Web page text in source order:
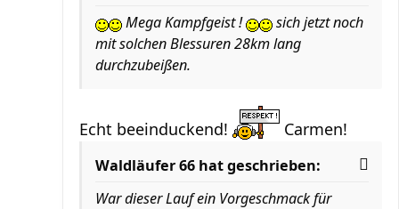
Mega Kampfgeist !
sich jetzt noch
mit solchen Blessuren 28km lang
durchzubeißen.
Echt beeinduckend! Carmen!
Waldläufer 66 hat geschrieben:
War dieser Lauf ein Vorgeschmack für